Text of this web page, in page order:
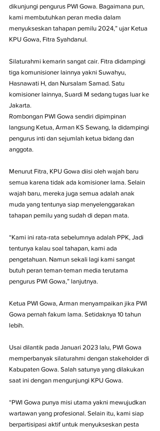
dikunjungi pengurus PWI Gowa. Bagaimana pun,
kami membutuhkan peran media dalam
menyukseskan tahapan pemilu 2024,” ujar Ketua
KPU Gowa, Fitra Syahdanul.
Silaturahmi kemarin sangat cair. Fitra didampingi
tiga komunisioner lainnya yakni Suwahyu,
Hasnawati H, dan Nursalam Samad. Satu
komisioner lainnya, Suardi M sedang tugas luar ke
Jakarta.
Rombongan PWI Gowa sendiri dipimpinan
langsung Ketua, Arman KS Sewang, Ia didampingi
pengurus inti dan sejumlah ketua bidang dan
anggota.
Menurut Fitra, KPU Gowa diisi oleh wajah baru
semua karena tidak ada komisioner lama. Selain
wajah baru, mereka juga semua adalah anak
muda yang tentunya siap menyelenggarakan
tahapan pemilu yang sudah di depan mata.
“Kami ini rata-rata sebelumnya adalah PPK, Jadi
tentunya kalau soal tahapan, kami ada
pengetahuan. Namun sekali lagi kami sangat
butuh peran teman-teman media terutama
pengurus PWI Gowa,” lanjutnya.
Ketua PWI Gowa, Arman menyampaikan jika PWI
Gowa pernah fakum lama. Setidaknya 10 tahun
lebih.
Usai dilantik pada Januari 2023 lalu, PWI Gowa
memperbanyak silaturahmi dengan stakeholder di
Kabupaten Gowa. Salah satunya yang dilakukan
saat ini dengan mengunjungi KPU Gowa.
“PWI Gowa punya misi utama yakni mewujudkan
wartawan yang profesional. Selain itu, kami siap
berpartisipasi aktif untuk menyukseskan pesta